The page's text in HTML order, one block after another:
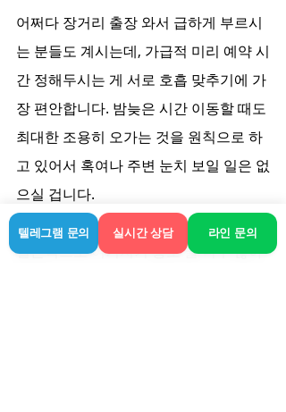
어쩌다 장거리 출장 와서 급하게 부르시
는 분들도 계시는데, 가급적 미리 예약 시
간 정해두시는 게 서로 호흡 맞추기에 가
장 편안합니다. 밤늦은 시간 이동할 때도
최대한 조용히 오가는 것을 원칙으로 하
고 있어서 혹여나 주변 눈치 보일 일은 없
으실 겁니다.
결론적으로 여기저기 홍보 글 너무 많아
텔레그램 문의 실시간 상담 라인 문의